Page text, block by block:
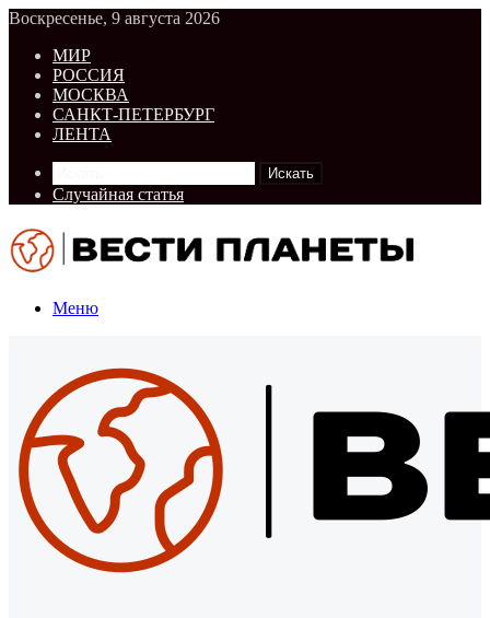
Воскресенье, 9 августа 2026
МИР
РОССИЯ
МОСКВА
САНКТ-ПЕТЕРБУРГ
ЛЕНТА
Искать
Случайная статья
Меню